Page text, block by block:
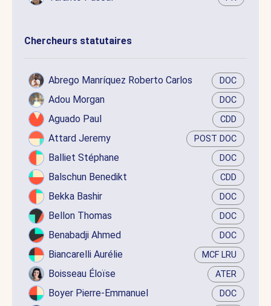
Chercheurs statutaires
Abrego Manríquez Roberto Carlos DOC
Adou Morgan DOC
Aguado Paul CDD
Attard Jeremy POST DOC
Balliet Stéphane DOC
Balschun Benedikt CDD
Bekka Bashir DOC
Bellon Thomas DOC
Benabadji Ahmed DOC
Biancarelli Aurélie MCF LRU
Boisseau Éloïse ATER
Boyer Pierre-Emmanuel DOC